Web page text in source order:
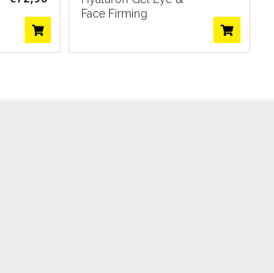
Face Firming